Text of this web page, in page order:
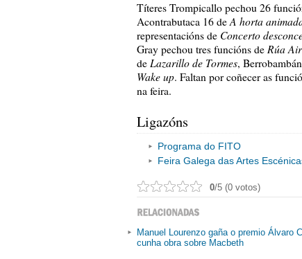
Títeres Trompicallo pechou 26
Acontrabutaca 16 deA horta
representacións de Concerto
Gray pechou tres funcións de Rúa
de Lazarillo de Tormes,
Wake up. Faltan por coñecer as
na feira.
Ligazóns
Programa do FITO
Feira Galega das Artes
0/5 (0 votos)
Manuel Lourenzo gaña o premio Álvaro
cunha obra sobre Macbeth